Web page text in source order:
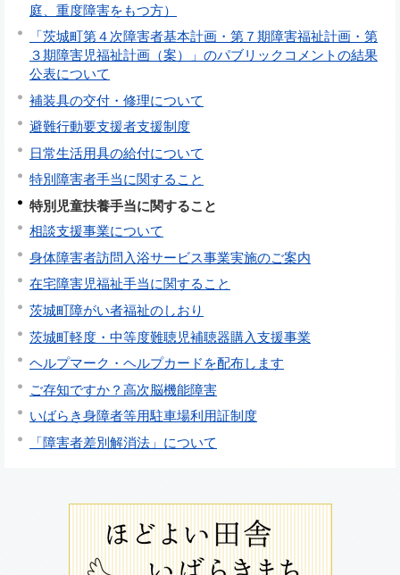
庭、重度障害をもつ方）
「茨城町第４次障害者基本計画・第７期障害福祉計画・第
３期障害児福祉計画（案）」のパブリックコメントの結果
公表について
補装具の交付・修理について
避難行動要支援者支援制度
日常生活用具の給付について
特別障害者手当に関すること
特別児童扶養手当に関すること
相談支援事業について
身体障害者訪問入浴サービス事業実施のご案内
在宅障害児福祉手当に関すること
茨城町障がい者福祉のしおり
茨城町軽度・中等度難聴児補聴器購入支援事業
ヘルプマーク・ヘルプカードを配布します
ご存知ですか？高次脳機能障害
いばらき身障者等用駐車場利用証制度
「障害者差別解消法」について